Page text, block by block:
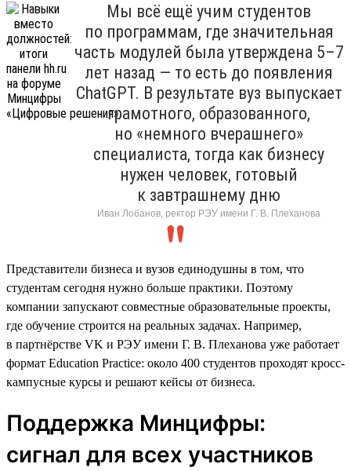
Мы всё ещё учим студентов
по программам, где значительная
часть модулей была утверждена 5–7
лет назад — то есть до появления
ChatGPT. В результате вуз выпускает
грамотного, образованного,
но «немного вчерашнего»
специалиста, тогда как бизнесу
нужен человек, готовый
к завтрашнему дню
Иван Лобанов, ректор РЭУ имени Г. В. Плеханова
Представители бизнеса и вузов единодушны в том, что
студентам сегодня нужно больше практики. Поэтому
компании запускают совместные образовательные проекты,
где обучение строится на реальных задачах. Например,
в партнёрстве VK и РЭУ имени Г. В. Плеханова уже работает
формат Education Practice: около 400 студентов проходят кросс-
кампусные курсы и решают кейсы от бизнеса.
Поддержка Минцифры:
сигнал для всех участников